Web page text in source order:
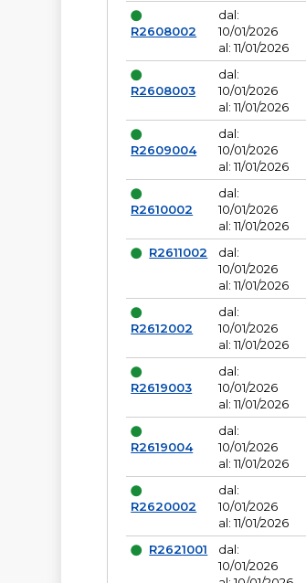
R2608002
dal:
10/01/2026
al: 11/01/2026
R2608003
dal:
10/01/2026
al: 11/01/2026
R2609004
dal:
10/01/2026
al: 11/01/2026
R2610002
dal:
10/01/2026
al: 11/01/2026
R2611002
dal:
10/01/2026
al: 11/01/2026
R2612002
dal:
10/01/2026
al: 11/01/2026
R2619003
dal:
10/01/2026
al: 11/01/2026
R2619004
dal:
10/01/2026
al: 11/01/2026
R2620002
dal:
10/01/2026
al: 11/01/2026
R2621001
dal:
10/01/2026